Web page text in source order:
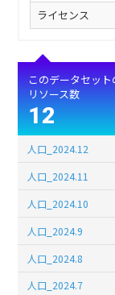
ライセンス
このデータセット
リソース数
12
人口_2024.12
人口_2024.11
人口_2024.10
人口_2024.9
人口_2024.8
人口_2024.7